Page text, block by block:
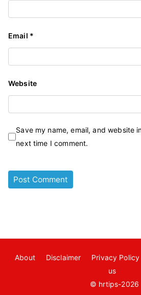
Email *
Website
Save my name, email, and website
next time I comment.
About Disclaimer Privacy Policy
us
© hrtips-2026